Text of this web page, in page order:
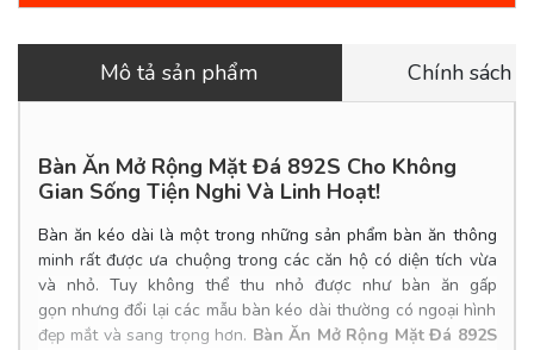
Mô tả sản phẩm Chính sách
Bàn Ăn Mở Rộng Mặt Đá 892S Cho Không
Gian Sống Tiện Nghi Và Linh Hoạt!
Bàn ăn kéo dài là một trong những sản phẩm bàn ăn thông
minh rất được ưa chuộng trong các căn hộ có diện tích vừa
và nhỏ. Tuy không thể thu nhỏ được như bàn ăn gấp
gọn nhưng đổi lại các mẫu bàn kéo dài thường có ngoại hình
đẹp mắt và sang trọng hơn. Bàn Ăn Mở Rộng Mặt Đá 892S